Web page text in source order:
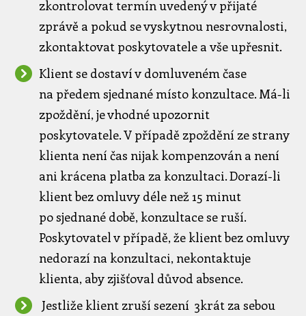
zkontrolovat termín uvedený v přijaté
zprávě a pokud se vyskytnou nesrovnalosti,
zkontaktovat poskytovatele a vše upřesnit.
Klient se dostaví v domluveném čase
na předem sjednané místo konzultace. Má-li
zpoždění, je vhodné upozornit
poskytovatele. V případě zpoždění ze strany
klienta není čas nijak kompenzován a není
ani krácena platba za konzultaci. Dorazí-li
klient bez omluvy déle než 15 minut
po sjednané době, konzultace se ruší.
Poskytovatel v případě, že klient bez omluvy
nedorazí na konzultaci, nekontaktuje
klienta, aby zjišťoval důvod absence.
Jestliže klient zruší sezení 3krát za sebou